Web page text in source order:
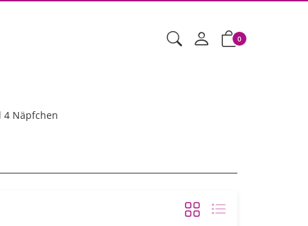
0
4 Näpfchen